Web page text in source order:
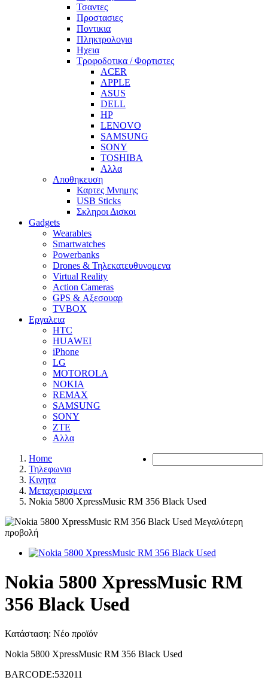
Τσαντες
Προστασιες
Ποντικια
Πληκτρολογια
Ηχεια
Τροφοδοτικα / Φορτιστες
ACER
APPLE
ASUS
DELL
HP
LENOVO
SAMSUNG
SONY
TOSHIBA
Αλλα
Αποθηκευση
Καρτες Μνημης
USB Sticks
Σκληροι Δισκοι
Gadgets
Wearables
Smartwatches
Powerbanks
Drones & Τηλεκατευθυνομενα
Virtual Reality
Action Cameras
GPS & Αξεσουαρ
TVBOX
Εργαλεια
HTC
HUAWEI
iPhone
LG
MOTOROLA
NOKIA
REMAX
SAMSUNG
SONY
ZTE
Αλλα
Home
Τηλεφωνια
Κινητα
Μεταχειρισμενα
Nokia 5800 XpressMusic RM 356 Black Used
Μεγαλύτερη
προβολή
Nokia 5800 XpressMusic RM
356 Black Used
Κατάσταση: Νέο προϊόν
Nokia 5800 XpressMusic RM 356 Black Used
BARCODE:532011